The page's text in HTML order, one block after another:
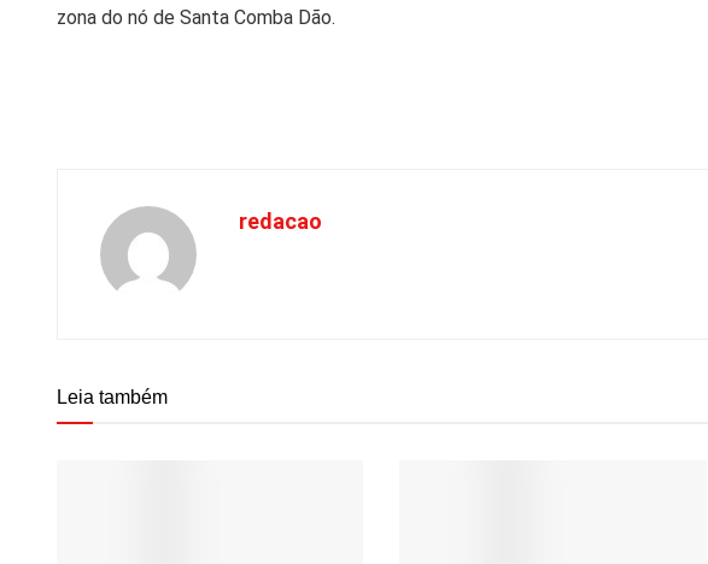
zona do nó de Santa Comba Dão.
redacao
Leia também